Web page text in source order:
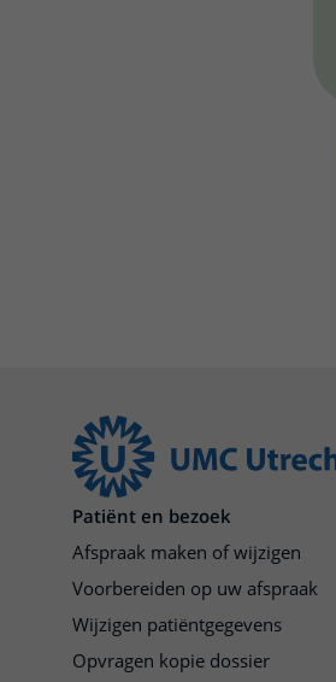
Patiënt en bezoek
Afspraak maken of wijzigen
Voorbereiden op uw afspraak
Wijzigen patiëntgegevens
Opvragen kopie dossier